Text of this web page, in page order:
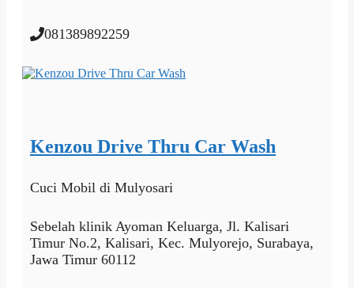
081389892259
Kenzou Drive Thru Car Wash
Cuci Mobil di Mulyosari
Sebelah klinik Ayoman Keluarga, Jl. Kalisari
Timur No.2, Kalisari, Kec. Mulyorejo, Surabaya,
Jawa Timur 60112